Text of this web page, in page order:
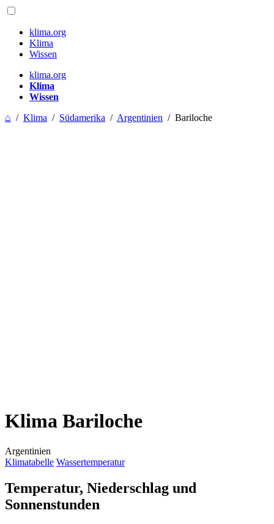
klima.org
Klima
Wissen
klima.org
Klima
Wissen
⌂ / Klima / Südamerika / Argentinien / Bariloche
Klima Bariloche
Argentinien
Klimatabelle Wassertemperatur
Temperatur, Niederschlag und
Sonnenstunden